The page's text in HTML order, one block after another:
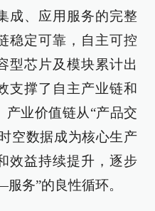
成、应用服务的完整
稳定可靠，自主可控
型芯片及模块累计出
支撑了自主产业链和
业价值链从“产品交
空数据成为核心生产
效益持续提升，逐步
务”的良性循环。